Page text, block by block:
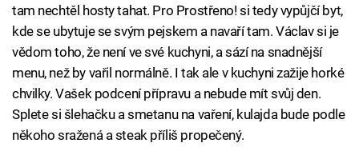
tam nechtěl hosty tahat. Pro Prostřeno! si tedy vypůjčí byt,
kde se ubytuje se svým pejskem a navaří tam. Václav si je
vědom toho, že není ve své kuchyni, a sází na snadnější
menu, než by vařil normálně. I tak ale v kuchyni zažije horké
chvilky. Vašek podcení přípravu a nebude mít svůj den.
Splete si šlehačku a smetanu na vaření, kulajda bude podle
někoho sražená a steak příliš propečený.